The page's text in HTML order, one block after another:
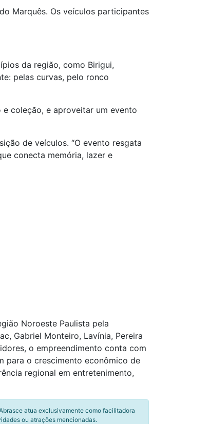
Marquês. Os veículos participantes
da região, como Birigui,
pelas curvas, pelo ronco
coleção, e aproveitar um evento
de veículos. “O evento resgata
conecta memória, lazer e
Noroeste Paulista pela
Gabriel Monteiro, Lavínia, Pereira
o empreendimento conta com
para o crescimento econômico de
regional em entretenimento,
atua exclusivamente como facilitadora
ou atrações mencionadas.